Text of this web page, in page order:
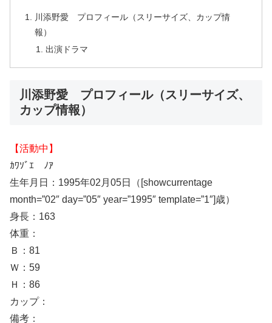
川添野愛 プロフィール（スリーサイズ、カップ情
報）
出演ドラマ
川添野愛 プロフィール（スリーサイズ、
カップ情報）
【活動中】
ｶﾜｿﾞｴ ﾉｱ
生年月日：1995年02月05日（[showcurrentage
month=”02″ day=”05″ year=”1995″ template=”1″]歳）
身長：163
体重：
Ｂ：81
Ｗ：59
Ｈ：86
カップ：
備考：